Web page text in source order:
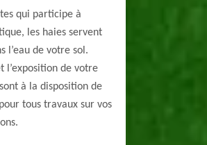
qui participe à
les haies servent
l’eau de votre sol.
l’exposition de votre
à la disposition de
tous travaux sur vos